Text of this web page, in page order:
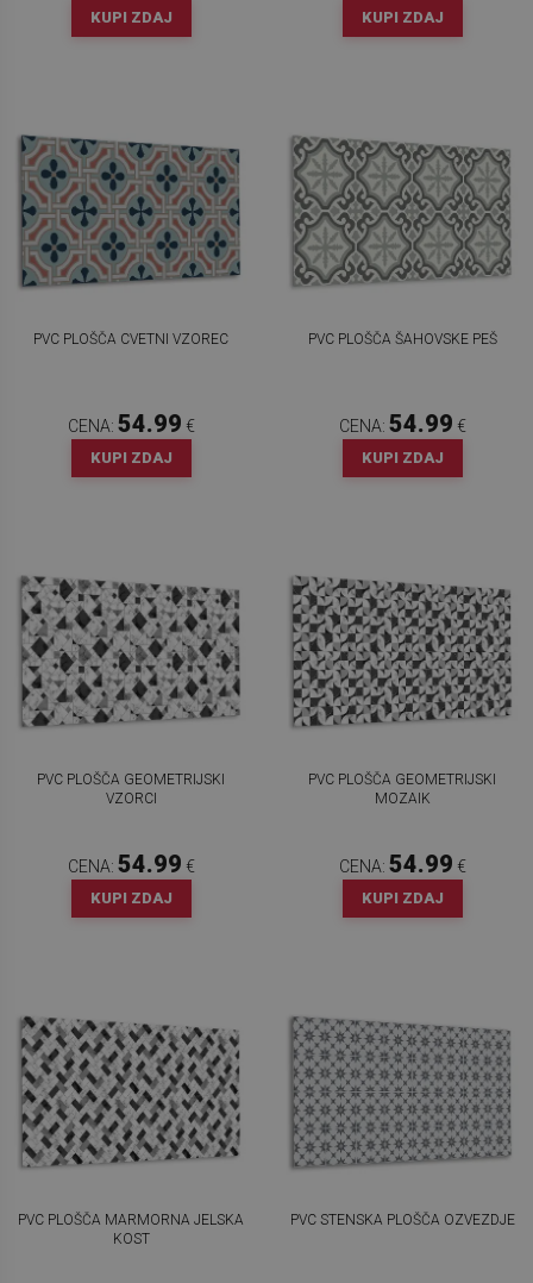
KUPI ZDAJ KUPI ZDAJ
PVC PLOŠČA CVETNI VZOREC
CENA: 54.99 €
KUPI ZDAJ
PVC PLOŠČA ŠAHOVSKE PEŠ
CENA: 54.99 €
KUPI ZDAJ
PVC PLOŠČA GEOMETRIJSKI
VZORCI
CENA: 54.99 €
KUPI ZDAJ
PVC PLOŠČA GEOMETRIJSKI
MOZAIK
CENA: 54.99 €
KUPI ZDAJ
PVC PLOŠČA MARMORNA JELSKA
KOST
PVC STENSKA PLOŠČA OZVEZDJE